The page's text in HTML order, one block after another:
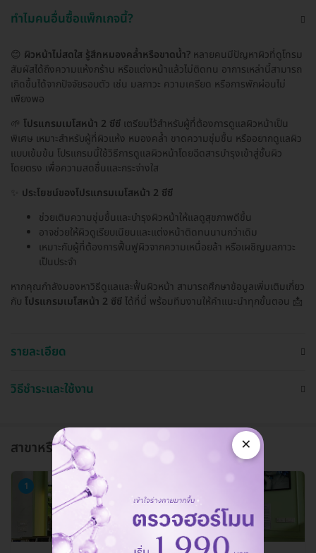
ทำไมคนอื่นซื้อแพ็กเกจนี้?
😊 ผิวหน้าไม่สดใส รู้สึกหมองคล้ำหรือขาดน้ำ? หลายคนมีปัญหาผิวที่ดูโทรม
สัมผัสได้ถึงความแห้งกร้าน หรือแต่งหน้าแล้วไม่ติดทน อาการเหล่านี้สามารถ
เกิดขึ้นได้จากปัจจัยรอบตัว เช่น มลภาวะ ความเครียด หรือการพักผ่อนไม่
เพียงพอ
🌱 โปรแกรมเมโสหน้า 2 ซีซี เตรียมไว้สำหรับผู้ที่ต้องการดูแลผิวหน้าเป็น
พิเศษ เหมาะสำหรับผู้ที่ผิวแห้ง หมองคล้ำ ขาดความชุ่มชื้น หรืออยากดูแลผิว
แบบเข้มข้น โปรแกรมนี้ใช้วิธีการดูแลผิวหน้าโดยฉีดสารบำรุงเข้าสู่ชั้นผิว
โดยตรง เพื่อความสดชื่นและกระจ่างใส
ประโยชน์ของโปรแกรมเมโสหน้า 2 ซีซี
ช่วยเติมความชุ่มชื้นและบำรุงผิวหน้าให้แลดูสุขภาพดีขึ้น
อาจช่วยให้ผิวดูเรียบเนียนและแต่งหน้าติดทนนานกว่าเดิม
เหมาะกับผู้ที่ต้องการฟื้นฟูผิวจากความเหนื่อยล้า หรือเผชิญมลภาวะ
เป็นประจำ
หากคุณกำลังมองหาวิธีดูแลและฟื้นผิวหน้า สามารถศึกษาข้อมูลเพิ่มเติมเกี่ยว
กับ โปรแกรมเมโสหน้า 2 ซีซี ได้ที่นี่ พร้อมทีมงานให้คำแนะนำทุกขั้นตอน 📩
รายละเอียด
วิธีชำระและใช้งาน
สาขาหรือแผนกที่ให้บริการ
1
×